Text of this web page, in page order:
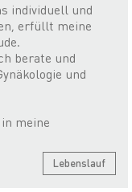
individuell und
erfüllt meine
berate und
und
meine
Lebenslauf